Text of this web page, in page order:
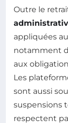
Outre le
appliquées
notamment
aux
Les
sont aussi
suspensions
respectent